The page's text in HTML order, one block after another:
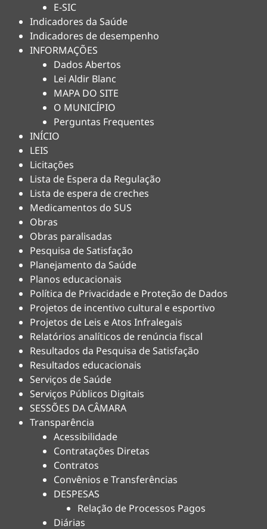
E-SIC
Indicadores da Saúde
Indicadores de desempenho
INFORMAÇÕES
Dados Abertos
Lei Aldir Blanc
MAPA DO SITE
O MUNICÍPIO
Perguntas Frequentes
INÍCIO
LEIS
Licitações
Lista de Espera da Regulação
Lista de espera de creches
Medicamentos do SUS
Obras
Obras paralisadas
Pesquisa de Satisfação
Planejamento da Saúde
Planos educacionais
Política de Privacidade e Proteção de Dados
Projetos de incentivo cultural e esportivo
Projetos de Leis e Atos Infralegais
Relatórios analíticos de renúncia fiscal
Resultados da Pesquisa de Satisfação
Resultados educacionais
Serviços de Saúde
Serviços Públicos Digitais
SESSÕES DA CÂMARA
Transparência
Acessibilidade
Contratações Diretas
Contratos
Convênios e Transferências
DESPESAS
Relação de Processos Pagos
Diárias